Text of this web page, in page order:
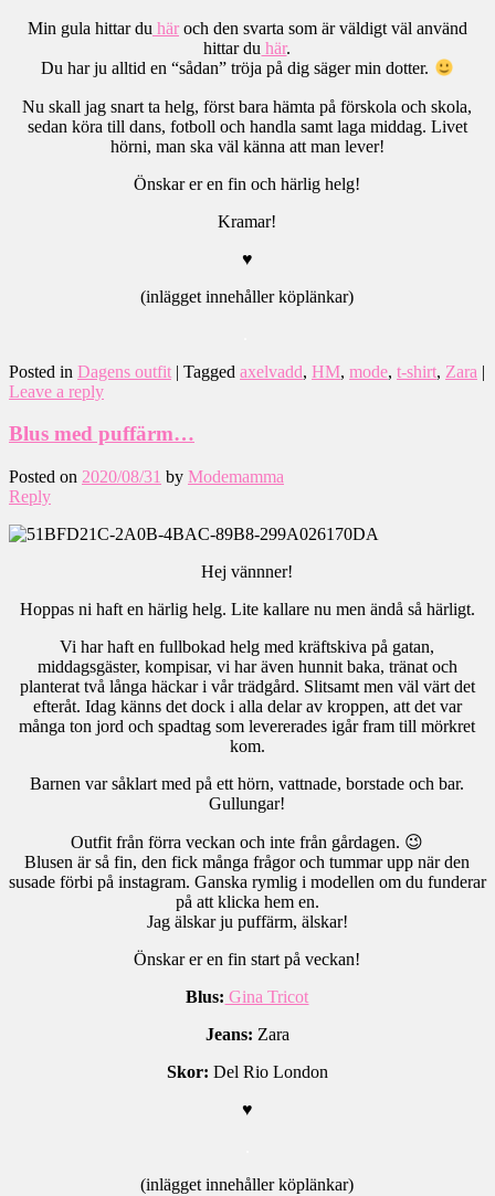
Min gula hittar du här och den svarta som är väldigt väl använd
hittar du här.
Du har ju alltid en “sådan” tröja på dig säger min dotter.
Nu skall jag snart ta helg, först bara hämta på förskola och skola,
sedan köra till dans, fotboll och handla samt laga middag. Livet
hörni, man ska väl känna att man lever!
Önskar er en fin och härlig helg!
Kramar!
♥
(inlägget innehåller köplänkar)
Posted in Dagens outfit | Tagged axelvadd, HM, mode, t-shirt, Zara |
Leave a reply
Blus med puffärm…
Posted on 2020/08/31 by Modemamma
Reply
Hej vännner!
Hoppas ni haft en härlig helg. Lite kallare nu men ändå så härligt.
Vi har haft en fullbokad helg med kräftskiva på gatan,
middagsgäster, kompisar, vi har även hunnit baka, tränat och
planterat två långa häckar i vår trädgård. Slitsamt men väl värt det
efteråt. Idag känns det dock i alla delar av kroppen, att det var
många ton jord och spadtag som levererades igår fram till mörkret
kom.
Barnen var såklart med på ett hörn, vattnade, borstade och bar.
Gullungar!
Outfit från förra veckan och inte från gårdagen. 😉
Blusen är så fin, den fick många frågor och tummar upp när den
susade förbi på instagram. Ganska rymlig i modellen om du funderar
på att klicka hem en.
Jag älskar ju puffärm, älskar!
Önskar er en fin start på veckan!
Blus: Gina Tricot
Jeans: Zara
Skor: Del Rio London
♥
(inlägget innehåller köplänkar)